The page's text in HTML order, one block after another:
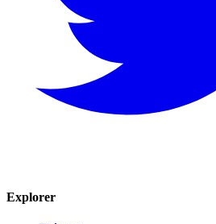
Explorer